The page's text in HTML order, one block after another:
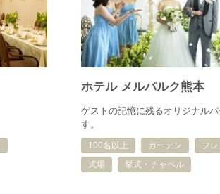
ホテル メルパルク熊本
ゲストの記憶に残るオリジナル
す。
100名以上 ガーデン フ
式場
挙式・チャペル